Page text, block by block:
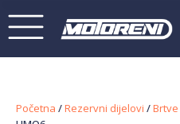
Početna /Rezervni dijelovi /Brtve